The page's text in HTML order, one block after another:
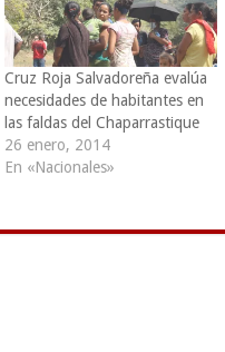
Cruz Roja Salvadoreña evalúa
necesidades de habitantes en
las faldas del Chaparrastique
26 enero, 2014
En «Nacionales»